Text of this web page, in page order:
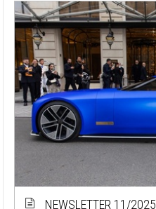
NEWSLETTER 11/2025